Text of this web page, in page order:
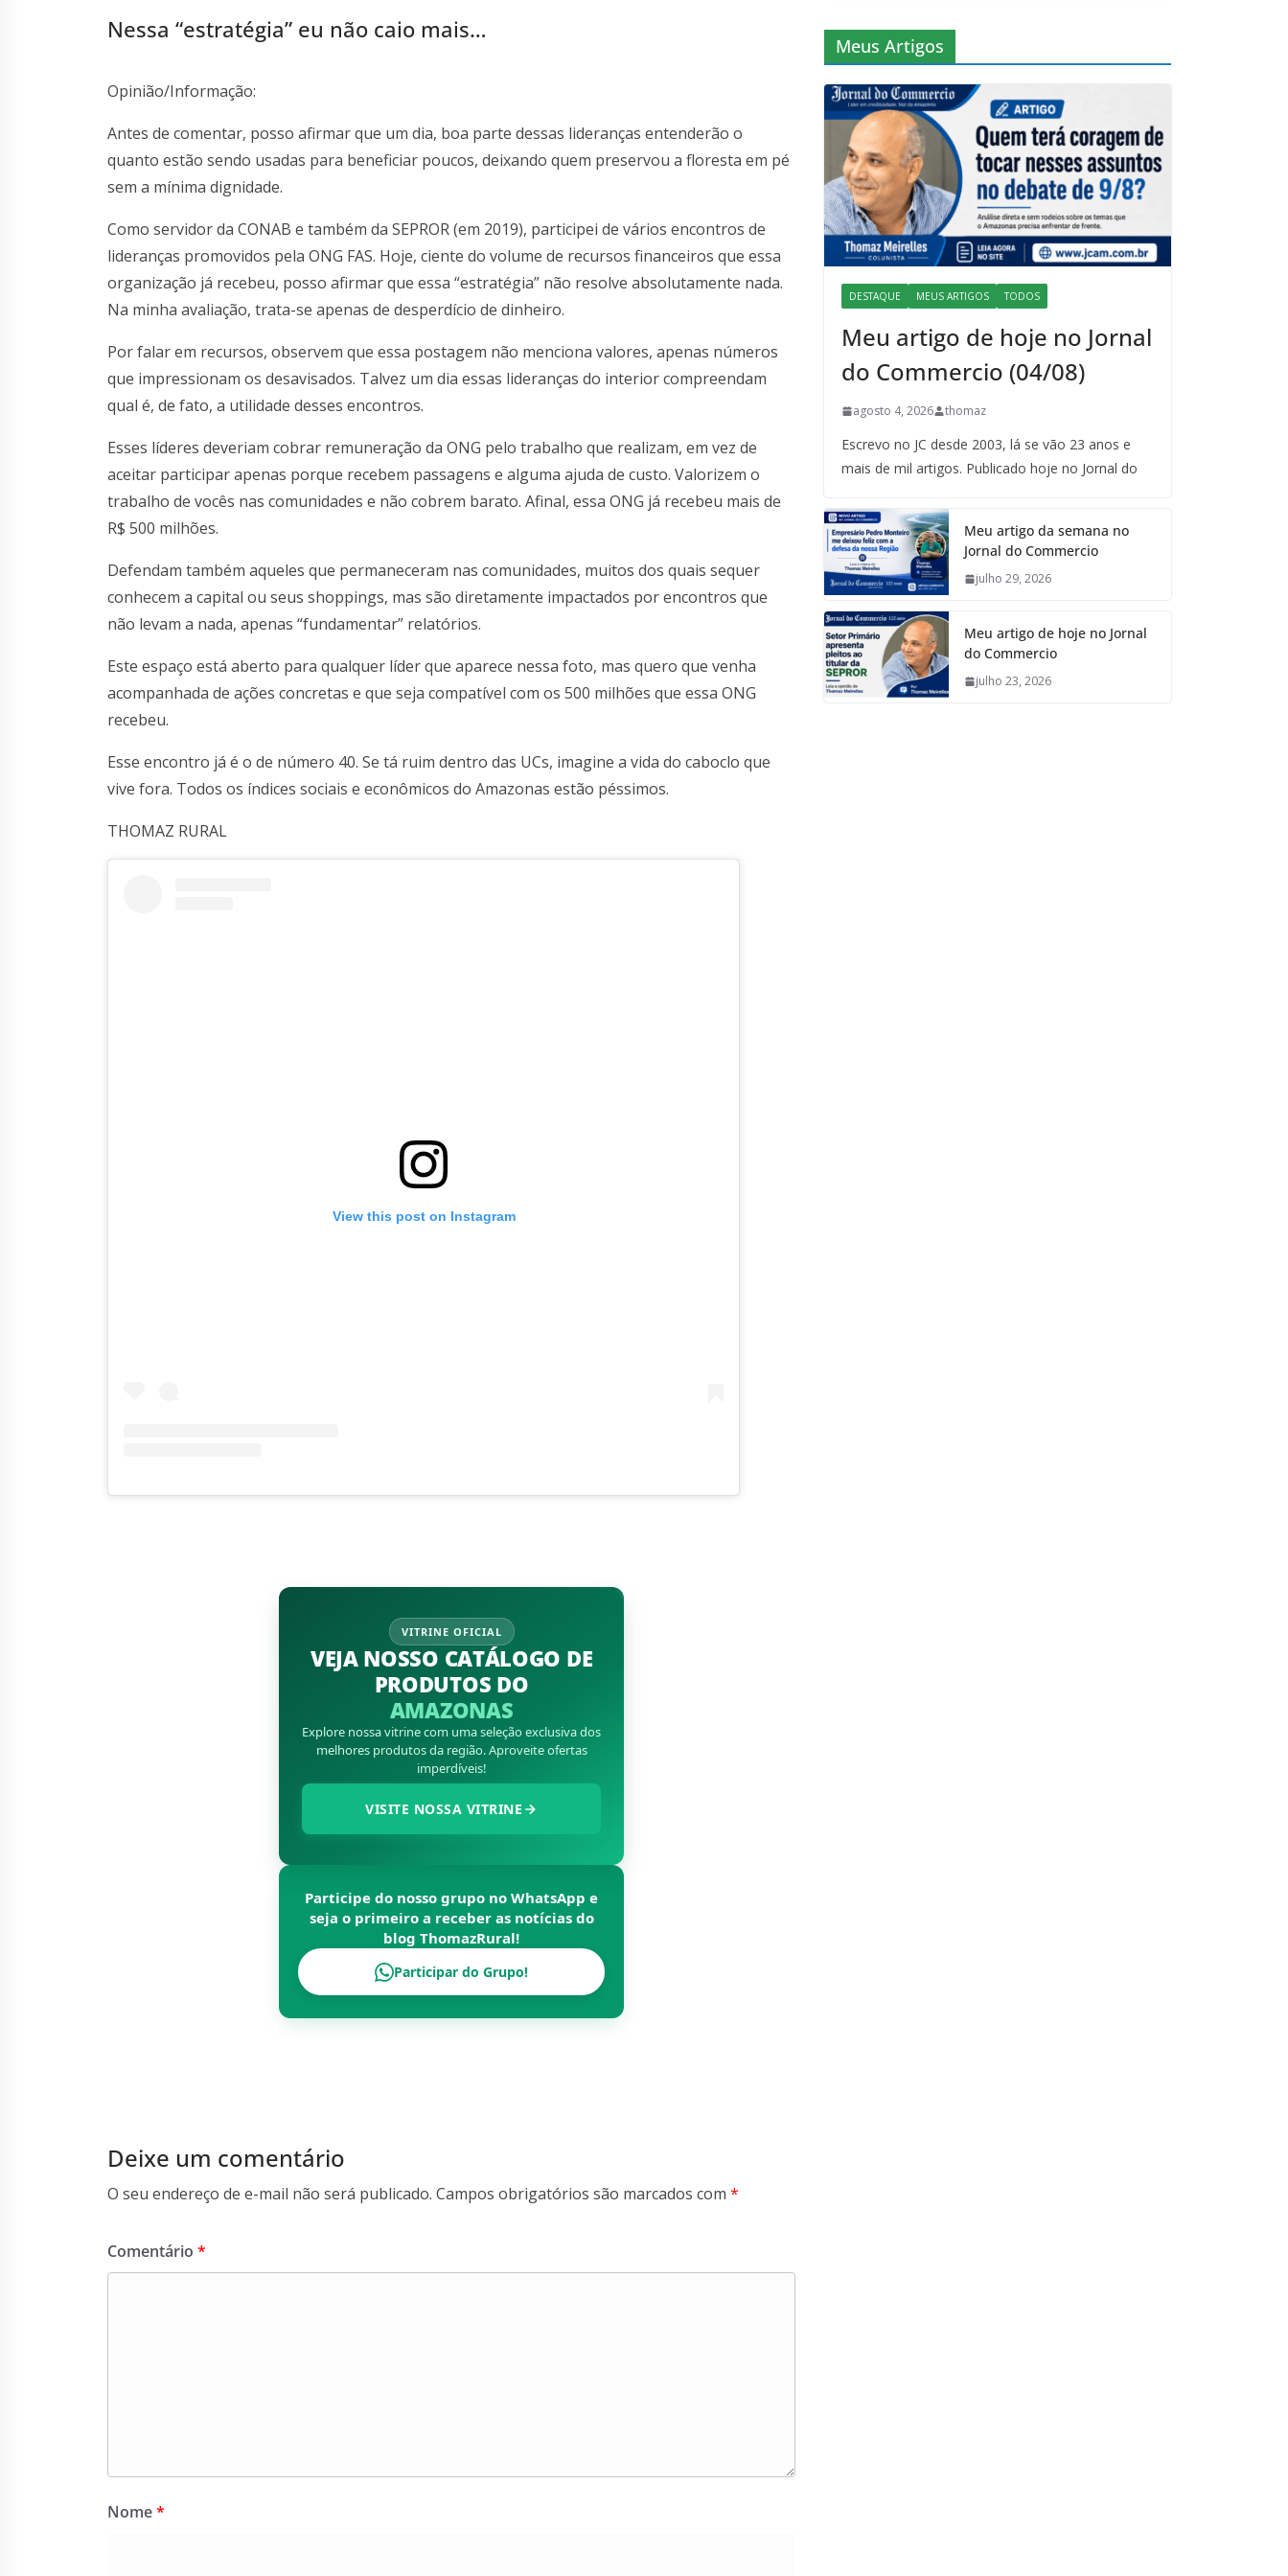
Nessa “estratégia” eu não caio mais…
Opinião/Informação:
Antes de comentar, posso afirmar que um dia, boa parte dessas lideranças entenderão o
quanto estão sendo usadas para beneficiar poucos, deixando quem preservou a floresta em pé
sem a mínima dignidade.
Como servidor da CONAB e também da SEPROR (em 2019), participei de vários encontros de
lideranças promovidos pela ONG FAS. Hoje, ciente do volume de recursos financeiros que essa
organização já recebeu, posso afirmar que essa “estratégia” não resolve absolutamente nada.
Na minha avaliação, trata-se apenas de desperdício de dinheiro.
Por falar em recursos, observem que essa postagem não menciona valores, apenas números
que impressionam os desavisados. Talvez um dia essas lideranças do interior compreendam
qual é, de fato, a utilidade desses encontros.
Esses líderes deveriam cobrar remuneração da ONG pelo trabalho que realizam, em vez de
aceitar participar apenas porque recebem passagens e alguma ajuda de custo. Valorizem o
trabalho de vocês nas comunidades e não cobrem barato. Afinal, essa ONG já recebeu mais de
R$ 500 milhões.
Defendam também aqueles que permaneceram nas comunidades, muitos dos quais sequer
conhecem a capital ou seus shoppings, mas são diretamente impactados por encontros que
não levam a nada, apenas “fundamentar” relatórios.
Este espaço está aberto para qualquer líder que aparece nessa foto, mas quero que venha
acompanhada de ações concretas e que seja compatível com os 500 milhões que essa ONG
recebeu.
Esse encontro já é o de número 40. Se tá ruim dentro das UCs, imagine a vida do caboclo que
vive fora. Todos os índices sociais e econômicos do Amazonas estão péssimos.
THOMAZ RURAL
View this post on Instagram
VITRINE OFICIAL
VEJA NOSSO CATÁLOGO DE
PRODUTOS DO
AMAZONAS
Explore nossa vitrine com uma seleção exclusiva dos
melhores produtos da região. Aproveite ofertas
imperdíveis!
VISITE NOSSA VITRINE
Participe do nosso grupo no WhatsApp e
seja o primeiro a receber as notícias do
blogThomazRural!
Participar do Grupo!
Deixe um comentário
O seu endereço de e-mail não será publicado. Campos obrigatórios são marcados com *
Comentário *
Nome*
Meus Artigos
DESTAQUE MEUS ARTIGOS TODOS
Meu artigo de hoje no Jornal
do Commercio (04/08)
agosto 4, 2026 thomaz
Escrevo no JC desde 2003, lá se vão 23 anos e
mais de mil artigos. Publicado hoje no Jornal do
Meu artigo da semana no
Jornal do Commercio
julho 29, 2026
Meu artigo de hoje no Jornal
do Commercio
julho 23, 2026